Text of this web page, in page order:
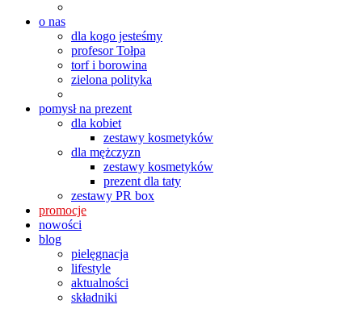
o nas
dla kogo jesteśmy
profesor Tołpa
torf i borowina
zielona polityka
pomysł na prezent
dla kobiet
zestawy kosmetyków
dla mężczyzn
zestawy kosmetyków
prezent dla taty
zestawy PR box
promocje
nowości
blog
pielęgnacja
lifestyle
aktualności
składniki